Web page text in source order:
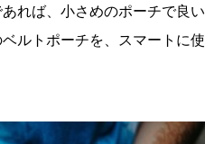
れば、小さめのポーチで良い
ルトポーチを、スマートに使